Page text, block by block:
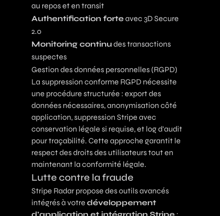
au repos et en transit
Authentification forteavec 3D Secure
2.0
Monitoring continudes transactions
suspectes
Gestion des données personnelles (RGPD)
La suppression conforme RGPD nécessite
une procédure structurée : export des
données nécessaires, anonymisation côté
application, suppression Stripe avec
conservation légale si requise, et log d'audit
pour traçabilité. Cette approche garantit le
respect des droits des utilisateurs tout en
maintenant la conformité légale.
Lutte contre la fraude
Stripe Radar propose des outils avancés
intégrés à votre développement
d'application et intégration Stripe :